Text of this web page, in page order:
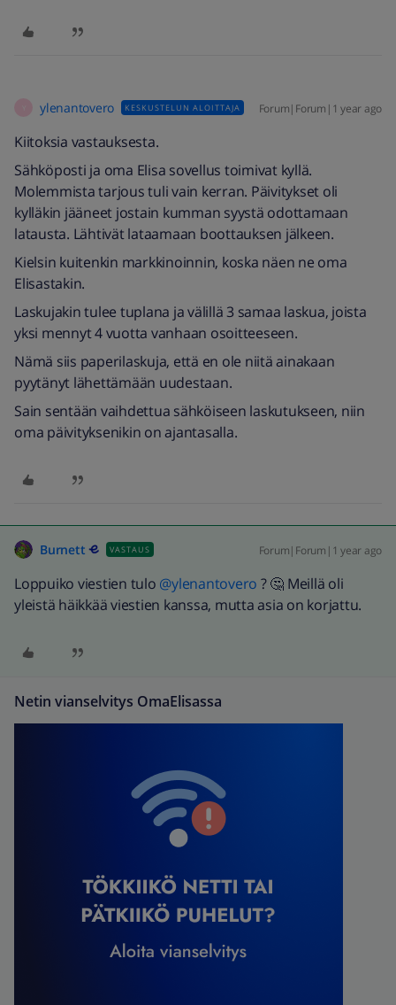
ylenantovero KESKUSTELUN ALOITTAJA Forum|Forum|1 year ago
Kiitoksia vastauksesta.
Sähköposti ja oma Elisa sovellus toimivat kyllä.
Molemmista tarjous tuli vain kerran. Päivitykset oli
kylläkin jääneet jostain kumman syystä odottamaan
latausta. Lähtivät lataamaan boottauksen jälkeen.
Kielsin kuitenkin markkinoinnin, koska näen ne oma
Elisastakin.
Laskujakin tulee tuplana ja välillä 3 samaa laskua, joista
yksi mennyt 4 vuotta vanhaan osoitteeseen.
Nämä siis paperilaskuja, että en ole niitä ainakaan
pyytänyt lähettämään uudestaan.
Sain sentään vaihdettua sähköiseen laskutukseen, niin
oma päivityksenikin on ajantasalla.
Burnett VASTAUS Forum|Forum|1 year ago
Loppuiko viestien tulo @ylenantovero ? 🤔 Meillä oli
yleistä häikkää viestien kanssa, mutta asia on korjattu.
Netin vianselvitys OmaElisassa